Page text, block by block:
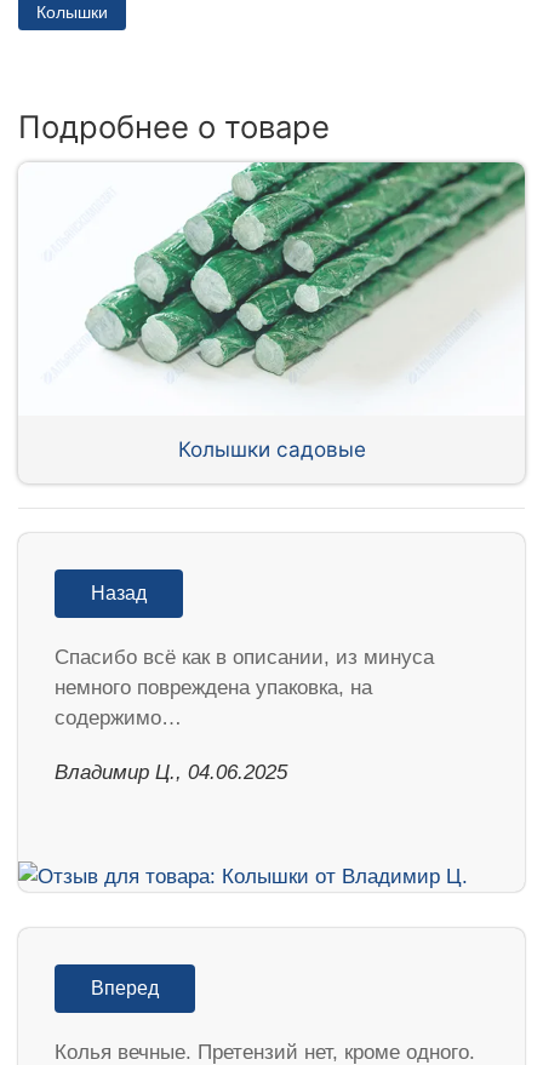
Колышки
Подробнее о товаре
Колышки садовые
Назад
Спасибо всё как в описании, из минуса
немного повреждена упаковка, на
содержимо…
Владимир Ц., 04.06.2025
Вперед
Колья вечные. Претензий нет, кроме одного.